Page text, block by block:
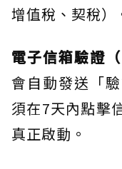
增值稅、契稅）
電子信箱驗證（
會自動發送「
須在7天內點擊
真正啟動。